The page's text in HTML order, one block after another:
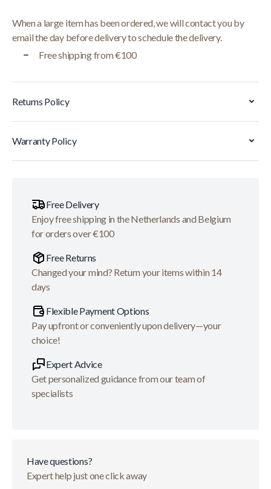
When a large item has been ordered, we will contact you by
email the day before delivery to schedule the delivery.
Free shipping from €100
Returns Policy
Warranty Policy
Free Delivery
Enjoy free shipping in the Netherlands and Belgium
for orders over €100
Free Returns
Changed your mind? Return your items within 14
days
Flexible Payment Options
Pay upfront or conveniently upon delivery—your
choice!
Expert Advice
Get personalized guidance from our team of
specialists
Have questions?
Expert help just one click away